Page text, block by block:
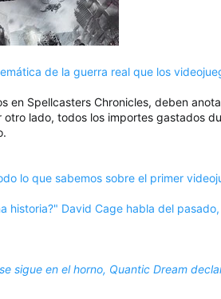
de la guerra real que los
en Spellcasters Chronicles, deben
otro lado, todos los importes gastados
lo que sabemos sobre el primer
historia?" David Cage habla del
sigue en el horno, Quantic Dream